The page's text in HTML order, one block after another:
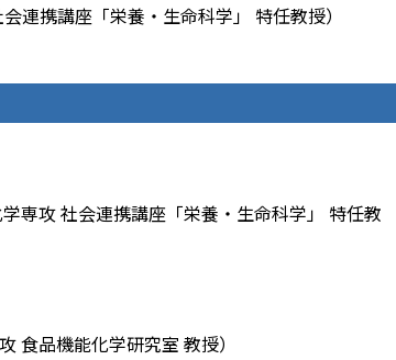
連携講座「栄養・生命科学」 特任教授）
専攻 社会連携講座「栄養・生命科学」 特任教
品機能化学研究室 教授）